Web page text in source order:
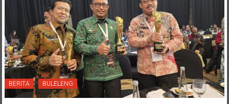
BERITA BULELENG